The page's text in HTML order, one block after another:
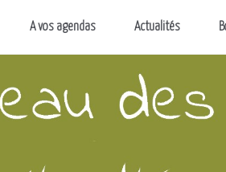
A vos agendas Actualités